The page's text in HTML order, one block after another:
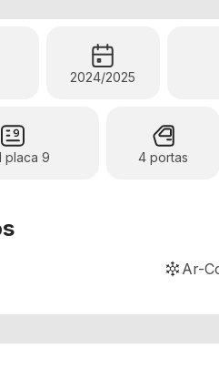
2024/2025
placa 9 4 portas
Ar-
de altura